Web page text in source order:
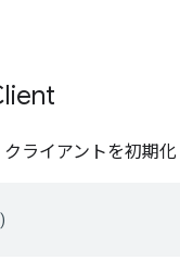
ライアントを初期化
)